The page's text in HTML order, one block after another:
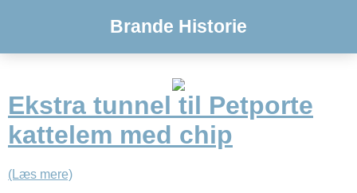
Brande Historie
Ekstra tunnel til Petporte
kattelem med chip
(Læs mere)